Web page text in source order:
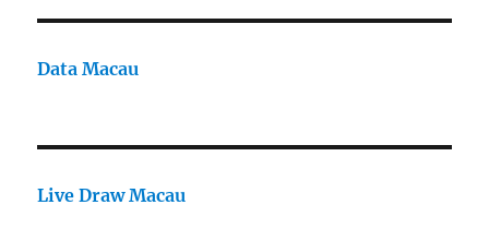
Data Macau
Live Draw Macau